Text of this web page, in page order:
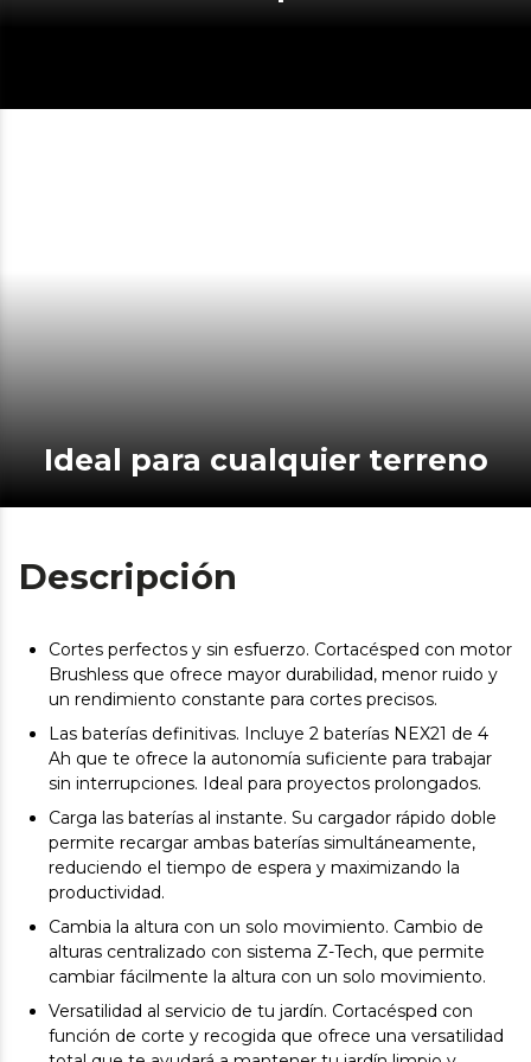
Ideal para cualquier terreno
Descripción
Cortes perfectos y sin esfuerzo. Cortacésped con motor
Brushless que ofrece mayor durabilidad, menor ruido y
un rendimiento constante para cortes precisos.
Las baterías definitivas. Incluye 2 baterías NEX21 de 4
Ah que te ofrece la autonomía suficiente para trabajar
sin interrupciones. Ideal para proyectos prolongados.
Carga las baterías al instante. Su cargador rápido doble
permite recargar ambas baterías simultáneamente,
reduciendo el tiempo de espera y maximizando la
productividad.
Cambia la altura con un solo movimiento. Cambio de
alturas centralizado con sistema Z-Tech, que permite
cambiar fácilmente la altura con un solo movimiento.
Versatilidad al servicio de tu jardín. Cortacésped con
función de corte y recogida que ofrece una versatilidad